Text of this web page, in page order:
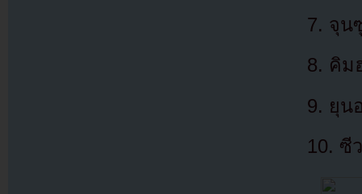
7. จุน
8. คิม
9. ยุน
10. ซี